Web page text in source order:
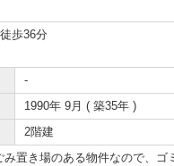
歩36分
-
1990年 9月 ( 築35年 )
2階建
置き場のある物件なので、ゴ